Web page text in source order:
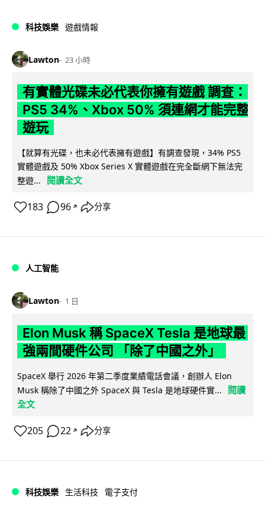
科技娛樂 遊戲情報
Lawton 23 小時
有實體光碟未必代表你擁有遊戲 調查：
PS5 34%、Xbox 50% 須連網才能完整
遊玩
【就算有光碟，也未必代表擁有遊戲】有調查發現，34% PS5
實體遊戲及 50% Xbox Series X 實體遊戲在完全斷網下無法完
整遊...
閱讀全文
183 96 ↗ 分享
人工智能
Lawton 1 日
Elon Musk 稱 SpaceX Tesla 是地球最
強兩間硬件公司 「除了中國之外」
SpaceX 舉行 2026 年第二季度業績電話會議，創辦人 Elon
Musk 稱除了中國之外 SpaceX 與 Tesla 是地球硬件實...
閱讀
全文
205 22 ↗ 分享
科技娛樂 生活科技 電子支付